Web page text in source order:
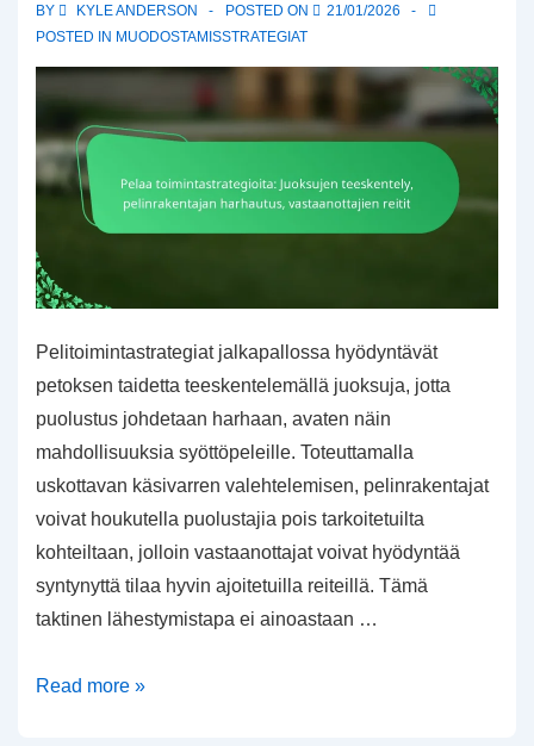
BY KYLE ANDERSON POSTED ON
21/01/2026
POSTED IN MUODOSTAMISSTRATEGIAT
Pelitoimintastrategiat jalkapallossa hyödyntävät
petoksen taidetta teeskentelemällä juoksuja, jotta
puolustus johdetaan harhaan, avaten näin
mahdollisuuksia syöttöpeleille. Toteuttamalla
uskottavan käsivarren valehtelemisen, pelinrakentajat
voivat houkutella puolustajia pois tarkoitetuilta
kohteiltaan, jolloin vastaanottajat voivat hyödyntää
syntynyttä tilaa hyvin ajoitetuilla reiteillä. Tämä
taktinen lähestymistapa ei ainoastaan …
Pelaa
Read more »